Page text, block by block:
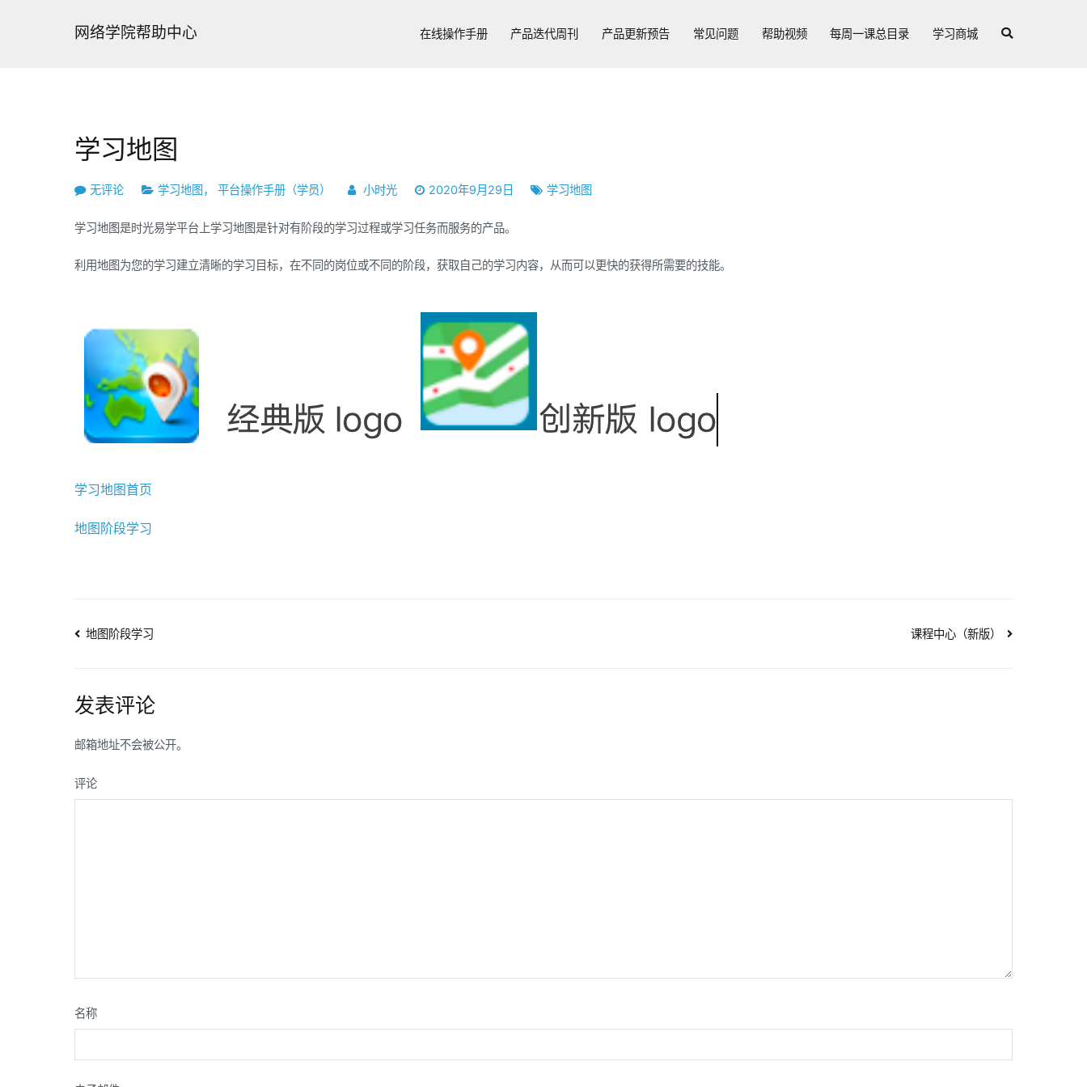
网络学院帮助中心 在线操作手册 产品迭代周刊 产品更新预告 常见问题 帮助视频 每周一课总目录 学习商城
学习地图
学
地
无评论 学习地图 ， 平台操作手册（学员） 小时光 2020年9月29日 学习地图
学习地图是时光易学平台上学习地图是针对有阶段的学习过程或学习任务而服务的产品。
利用地图为您的学习建立清晰的学习目标，在不同的岗位或不同的阶段，获取自己的学习内容，从而可以更快的获得所需要的技能。
学习地图首页
地图阶段学习
文
导
航
地图阶段学习 课程中心（新版）
发表评论
邮箱地址不会被公开。
评论
名称